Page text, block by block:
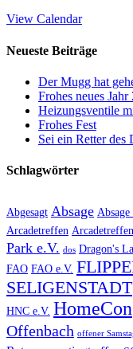
View Calendar
Neueste Beiträge
Der Mugg hat
Frohes neues Jahr
Heizungsventile
Frohes Fest
Sei ein Retter des
Schlagwörter
Abgesagt Absage
Arcadetreffen
Park e.V. dos Dragon's
FAO FAO e.V.
SELIGENSTADT
HNC e.V. HomeCon
Offenbach offener